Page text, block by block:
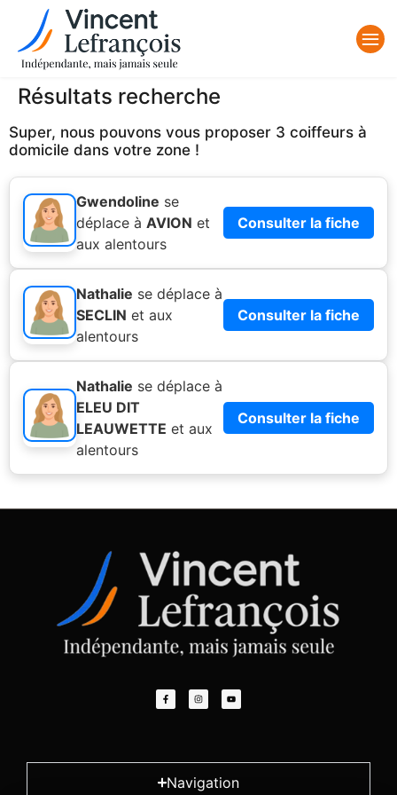
Résultats recherche
Super, nous pouvons vous proposer 3 coiffeurs à
domicile dans votre zone !
Gwendoline se
déplace à AVION et
aux alentours
Consulter la fiche
Nathalie se déplace à
SECLIN et aux
alentours
Consulter la fiche
Nathalie se déplace à
ELEU DIT
LEAUWETTE et aux
alentours
Consulter la fiche
Navigation